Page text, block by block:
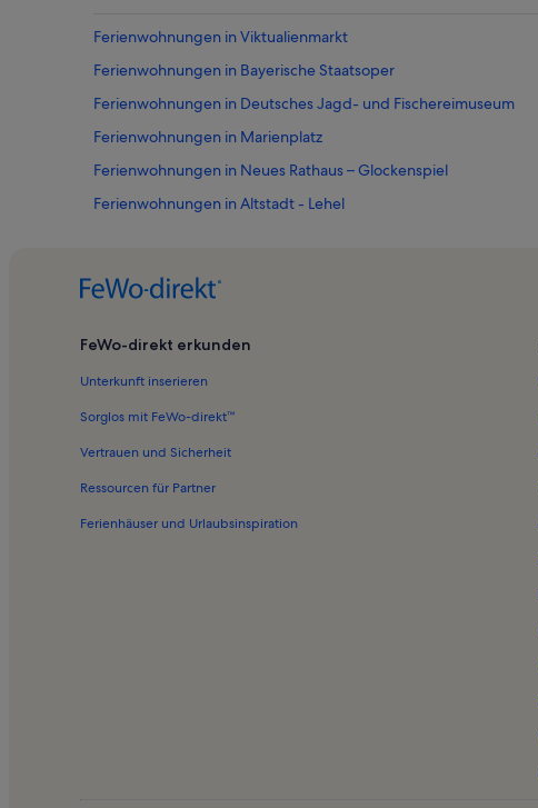
Ferienwohnungen in Viktualienmarkt
Ferienwohnungen in Bayerische Staatsoper
Ferienwohnungen in Deutsches Jagd- und Fischereimuseum
Ferienwohnungen in Marienplatz
Ferienwohnungen in Neues Rathaus – Glockenspiel
Ferienwohnungen in Altstadt - Lehel
Ferienwohnungen in Graggenau
Ferienwohnungen in Neues Rathaus
Häuser in Unterhaching
FeWo-direkt erkunden
Unterkunft inserieren
Sorglos mit FeWo-direkt™
Vertrauen und Sicherheit
Ressourcen für Partner
Ferienhäuser und Urlaubsinspiration